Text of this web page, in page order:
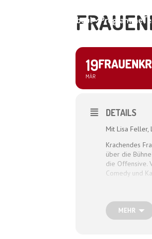
About Programme
19
MÄR
DETAILS
Mit Lisa Feller,
Krachendes
über die
die Offensive.
Comedy und
MEHR